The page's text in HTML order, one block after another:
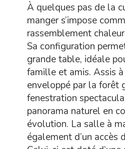
À quelques pas de la
manger s’impose
rassemblement
Sa configuration
grande table, idéale
famille et amis. Assis
enveloppé par la forêt
fenestration
panorama naturel en
évolution. La salle à
également d’un accès